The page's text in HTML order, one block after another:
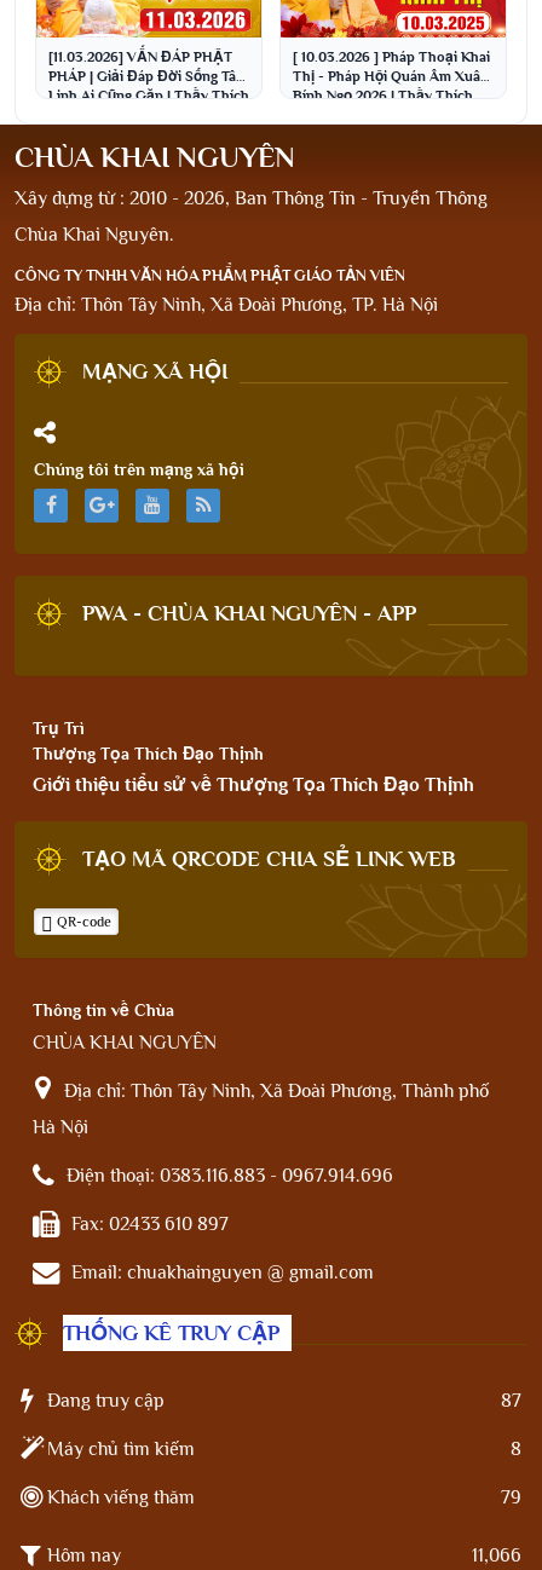
[11.03.2026] VẤN ĐÁP PHẬT
PHÁP | Giải Đáp Đời Sống Tâm
Linh Ai Cũng Gặp | Thầy Thích
[ 10.03.2026 ] Pháp Thoại Khai
Thị - Pháp Hội Quán Âm Xuân
Bính Ngọ 2026 | Thầy Thích
CHÙA KHAI NGUYÊN
Xây dựng từ : 2010 - 2026, Ban Thông Tin - Truyền Thông
Chùa Khai Nguyên.
CÔNG TY TNHH VĂN HÓA PHẨM PHẬT GIÁO TẢN VIÊN
Địa chỉ: Thôn Tây Ninh, Xã Đoài Phương, TP. Hà Nội
MẠNG XÃ HỘI
Chúng tôi trên mạng xã hội
PWA - CHÙA KHAI NGUYÊN - APP
Trụ Trì
Thượng Tọa Thích Đạo Thịnh
Giới thiệu tiểu sử về Thượng Tọa Thích Đạo Thịnh
TẠO MÃ QRCODE CHIA SẺ LINK WEB
QR-code
Thông tin về Chùa
CHÙA KHAI NGUYÊN
Địa chỉ: Thôn Tây Ninh, Xã Đoài Phương, Thành phố
Hà Nội
Điện thoại: 0383.116.883 - 0967.914.696
Fax: 02433 610 897
Email: chuakhainguyen @ gmail.com
THỐNG KÊ TRUY CẬP
Đang truy cập 87
Máy chủ tìm kiếm 8
Khách viếng thăm 79
Hôm nay 11,066